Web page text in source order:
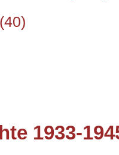
1933-